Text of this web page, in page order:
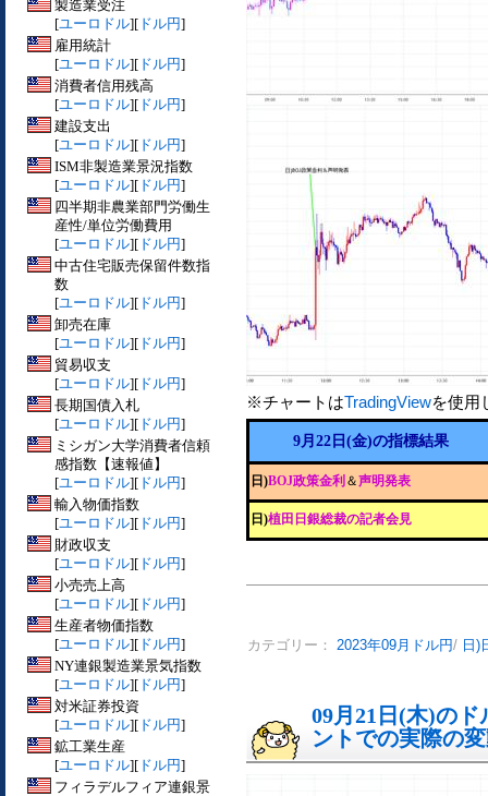
製造業受注
[ユーロドル][ ドル円]
雇用統計
[ユーロドル][ ドル円]
消費者信用残高
[ユーロドル][ ドル円]
建設支出
[ユーロドル][ ドル円]
ISM非製造業景況指数
[ユーロドル][ ドル円]
四半期非農業部門労働生
産性/単位労働費用
[ユーロドル][ ドル円]
中古住宅販売保留件数指
数
[ユーロドル][ ドル円]
卸売在庫
[ユーロドル][ ドル円]
貿易収支
[ユーロドル][ ドル円]
長期国債入札
[ユーロドル][ ドル円]
ミシガン大学消費者信頼
感指数【速報値】
[ユーロドル][ ドル円]
輸入物価指数
[ユーロドル][ ドル円]
財政収支
[ユーロドル][ ドル円]
小売売上高
[ユーロドル][ ドル円]
生産者物価指数
[ユーロドル][ ドル円]
NY連銀製造業景気指数
[ユーロドル][ ドル円]
対米証券投資
[ユーロドル][ ドル円]
鉱工業生産
[ユーロドル][ ドル円]
フィラデルフィア連銀景
※チャートはTradingViewを使用
9月22日(金)の指標結果
日)BOJ政策金利 ＆声明発表
日)植田日銀総裁の記者会見
カテゴリー： 2023年09月ドル円/ 日)
09月21日(木)の
ントでの実際の